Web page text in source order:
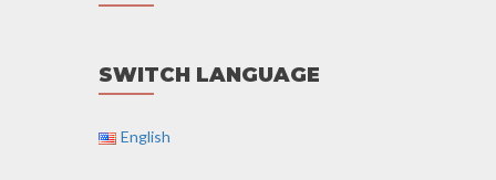
SWITCH LANGUAGE
English